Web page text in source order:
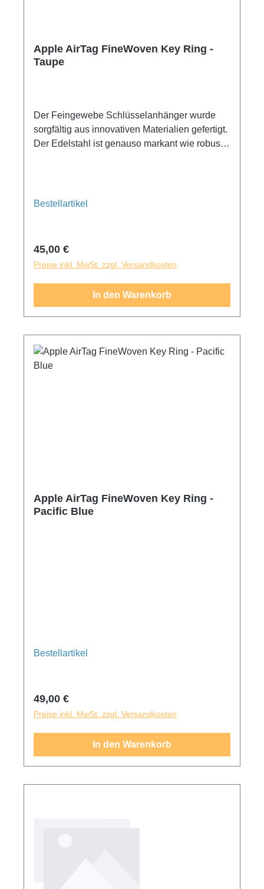
Apple AirTag FineWoven Key Ring -
Taupe
Der Feingewebe Schlüsselanhänger wurde
sorgfältig aus innovativen Materialien gefertigt.
Der Edelstahl ist genauso markant wie robust
Verbraucher:innen und reduziert CO₂
Bestellartikel
Regulärer Preis:
45,00 €
Preise inkl. MwSt. zzgl. Versandkosten
In den Warenkorb
Apple AirTag FineWoven Key Ring -
Pacific Blue
Bestellartikel
Regulärer Preis:
49,00 €
Preise inkl. MwSt. zzgl. Versandkosten
In den Warenkorb